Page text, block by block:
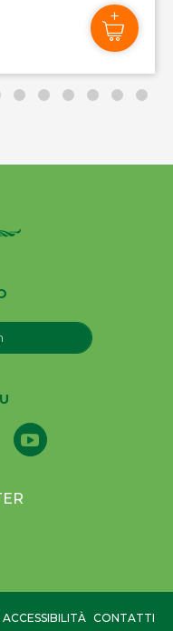
ACCESSIBILITÀ CONTATTI